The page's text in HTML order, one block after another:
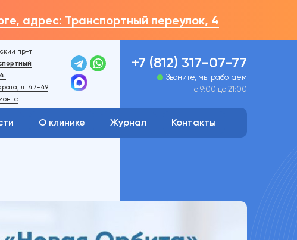
адрес: Транспортный переулок, 4
пр-т
д. 47-49
+7 (812) 317-07-77
Звоните, мы работаем
с 9:00 до 21:00
О клинике Журнал Контакты